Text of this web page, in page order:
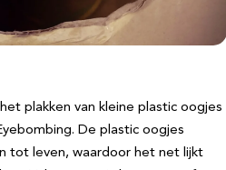
plakken van kleine plastic oogjes
De plastic oogjes
tot leven, waardoor het net lijkt